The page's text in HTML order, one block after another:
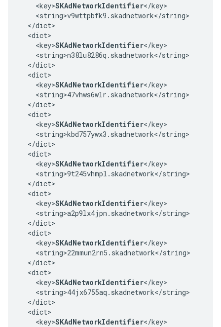
    <key>
SKAdNetworkIdentifier</key>
    <string>v9wttpbfk9.skadnetwork</string>
  </dict>
  <dict>
    <key>
SKAdNetworkIdentifier</key>
    <string>n38lu8286q.skadnetwork</string>
  </dict>
  <dict>
    <key>
SKAdNetworkIdentifier</key>
    <string>47vhws6wlr.skadnetwork</string>
  </dict>
  <dict>
    <key>
SKAdNetworkIdentifier</key>
    <string>kbd757ywx3.skadnetwork</string>
  </dict>
  <dict>
    <key>
SKAdNetworkIdentifier</key>
    <string>9t245vhmpl.skadnetwork</string>
  </dict>
  <dict>
    <key>
SKAdNetworkIdentifier</key>
    <string>a2p9lx4jpn.skadnetwork</string>
  </dict>
  <dict>
    <key>
SKAdNetworkIdentifier</key>
    <string>22mmun2rn5.skadnetwork</string>
  </dict>
  <dict>
    <key>
SKAdNetworkIdentifier</key>
    <string>44jx6755aq.skadnetwork</string>
  </dict>
  <dict>
    <key>
SKAdNetworkIdentifier</key>